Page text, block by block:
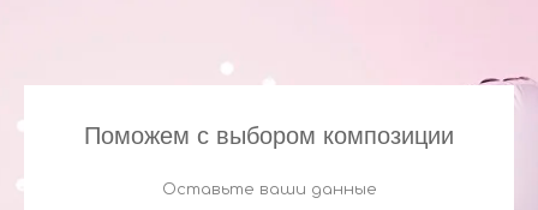
Поможем с выбором композиции
Оставьте ваши данные